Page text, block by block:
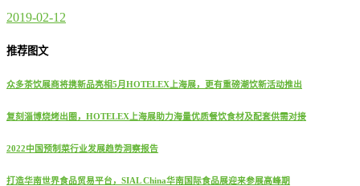
2019-02-12
推荐图文
众多茶饮展商将携新品亮相5月HOTELEX上海展，更有重磅潮饮新活动推出
复刻淄博烧烤出圈，HOTELEX上海展助力海量优质餐饮食材及配套供需对接
2022中国预制菜行业发展趋势洞察报告
打造华南世界食品贸易平台，SIAL China华南国际食品展迎来参展高峰期